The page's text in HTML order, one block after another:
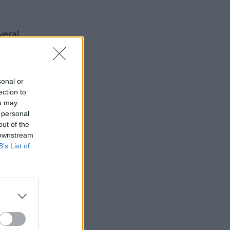
or
to
may
of the
List of